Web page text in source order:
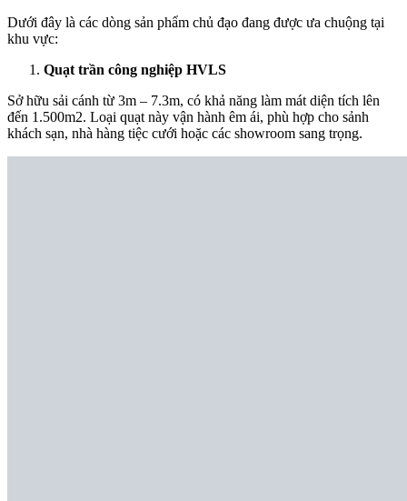
Dưới đây là các dòng sản phẩm chủ đạo đang được ưa chuộng tại
khu vực:
Quạt trần công nghiệp HVLS
Sở hữu sải cánh từ 3m – 7.3m, có khả năng làm mát diện tích lên
đến 1.500m2. Loại quạt này vận hành êm ái, phù hợp cho sảnh
khách sạn, nhà hàng tiệc cưới hoặc các showroom sang trọng.